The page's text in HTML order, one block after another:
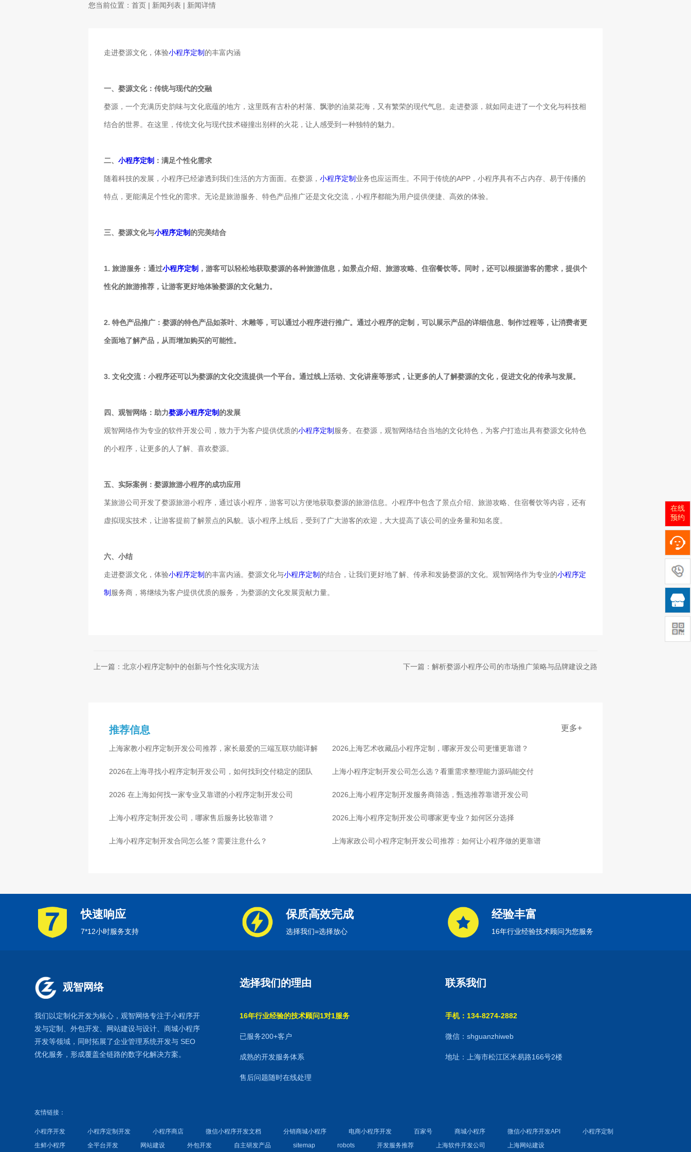
您当前位置： 首页 | 新闻列表 | 新闻详情
走进婺源文化，体验小程序定制 的丰富内涵
一、婺源文化：传统与现代的交融
婺源，一个充满历史韵味与文化底蕴的地方，这里既有古朴的村落、飘渺的油菜花海，又有繁荣的现代气息。走进婺源，就如同走进了一个文化与科技相
结合的世界。在这里，传统文化与现代技术碰撞出别样的火花，让人感受到一种独特的魅力。
二、 小程序定制 ：满足个性化需求
随着科技的发展，小程序已经渗透到我们生活的方方面面。在婺源， 小程序定制 业务也应运而生。不同于传统的APP，小程序具有不占内存、易于传播的
特点，更能满足个性化的需求。无论是旅游服务、特色产品推广还是文化交流，小程序都能为用户提供便捷、高效的体验。
三、婺源文化与小程序定制 的完美结合
1. 旅游服务：通过小程序定制 ，游客可以轻松地获取婺源的各种旅游信息，如景点介绍、旅游攻略、住宿餐饮等。同时，还可以根据游客的需求，提供个
性化的旅游推荐，让游客更好地体验婺源的文化魅力。
2. 特色产品推广：婺源的特色产品如茶叶、木雕等，可以通过小程序进行推广。通过小程序的定制，可以展示产品的详细信息、制作过程等，让消费者更
全面地了解产品，从而增加购买的可能性。
3. 文化交流：小程序还可以为婺源的文化交流提供一个平台。通过线上活动、文化讲座等形式，让更多的人了解婺源的文化，促进文化的传承与发展。
四、观智网络：助力婺源小程序定制 的发展
观智网络作为专业的软件开发公司，致力于为客户提供优质的小程序定制 服务。在婺源，观智网络结合当地的文化特色，为客户打造出具有婺源文化特色
的小程序，让更多的人了解、喜欢婺源。
五、实际案例：婺源旅游小程序的成功应用
某旅游公司开发了婺源旅游小程序，通过该小程序，游客可以方便地获取婺源的旅游信息。小程序中包含了景点介绍、旅游攻略、住宿餐饮等内容，还有
虚拟现实技术，让游客提前了解景点的风貌。该小程序上线后，受到了广大游客的欢迎，大大提高了该公司的业务量和知名度。
六、小结
走进婺源文化，体验小程序定制 的丰富内涵。婺源文化与小程序定制 的结合，让我们更好地了解、传承和发扬婺源的文化。观智网络作为专业的小程序定
制 服务商，将继续为客户提供优质的服务，为婺源的文化发展贡献力量。
上一篇：北京小程序定制中的创新与个性化实现方法 下一篇：解析婺源小程序公司的市场推广策略与品牌建设之路
推荐信息 更多+
上海家教小程序定制开发公司推荐，家长最爱的三端互联功能详解 2026上海艺术收藏品小程序定制，哪家开发公司更懂更靠谱？
2026在上海寻找小程序定制开发公司，如何找到交付稳定的团队 上海小程序定制开发公司怎么选？看重需求整理能力源码能交付
2026 在上海如何找一家专业又靠谱的小程序定制开发公司 2026上海小程序定制开发服务商筛选，甄选推荐靠谱开发公司
上海小程序定制开发公司，哪家售后服务比较靠谱？ 2026上海小程序定制开发公司哪家更专业？如何区分选择
上海小程序定制开发合同怎么签？需要注意什么？ 上海家政公司小程序定制开发公司推荐：如何让小程序做的更靠谱
快速响应
7*12小时服务支持
保质高效完成
选择我们=选择放心
经验丰富
16年行业经验技术顾问为您服务
观智网络
我们以定制化开发为核心，观智网络专注于小程序开
发与定制、外包开发、 网站建设与设计、商城小程序
开发等领域，同时拓展了企业管理系统开发与 SEO
优化服务，形成覆盖全链路的数字化解决方案。
选择我们的理由
16年行业经验的技术顾问1对1服务
已服务200+客户
成熟的开发服务体系
售后问题随时在线处理
联系我们
手机：134-8274-2882
微信：shguanzhiweb
地址：上海市松江区米易路166号2楼
友情链接：
小程序开发 小程序定制开发 小程序商店 微信小程序开发文档 分销商城小程序 电商小程序开发 百家号 商城小程序 微信小程序开发API
小程序定制
生鲜小程序
全平台开发 网站建设 外包开发 自主研发产品 sitemap robots 开发服务推荐 上海软件开发公司 上海网站建设
在线
预约
